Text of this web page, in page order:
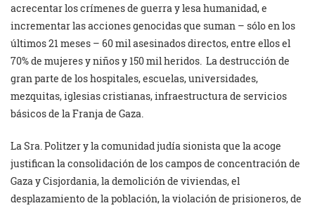
acrecentar los crímenes de guerra y lesa humanidad, e
incrementar las acciones genocidas que suman – sólo en los
últimos 21 meses – 60 mil asesinados directos, entre ellos el
70% de mujeres y niños y 150 mil heridos. La destrucción de
gran parte de los hospitales, escuelas, universidades,
mezquitas, iglesias cristianas, infraestructura de servicios
básicos de la Franja de Gaza.
La Sra. Politzer y la comunidad judía sionista que la acoge
justifican la consolidación de los campos de concentración de
Gaza y Cisjordania, la demolición de viviendas, el
desplazamiento de la población, la violación de prisioneros, de